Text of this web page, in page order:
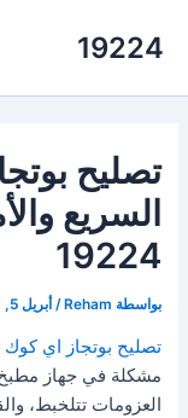
19224
تصليح
السريع
19224
بواسطة Reham
/أبريل 5, 2026
تصليح بوتجاز اي كوك
مشكلة في جهاز مطبخ.
العزومات تتلخبط،